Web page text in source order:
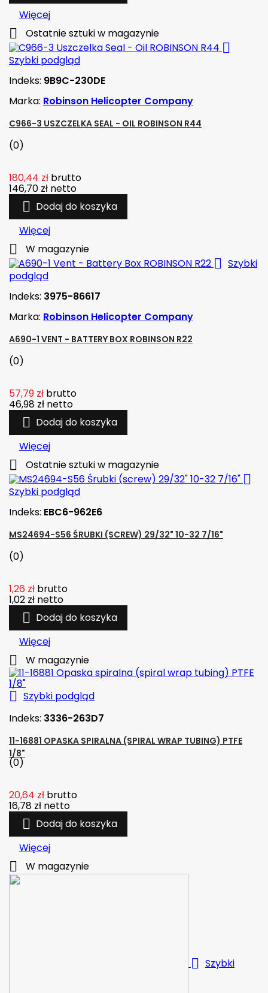
Więcej
 Ostatnie sztuki w magazynie

Szybki podgląd
Indeks: 9B9C-230DE
Marka: Robinson Helicopter Company
C966-3 USZCZELKA SEAL - OIL ROBINSON R44
(0)
180,44 zł brutto
146,70 zł netto
 Dodaj do koszyka
Więcej
 W magazynie
 Szybki
podgląd
Indeks: 3975-86617
Marka: Robinson Helicopter Company
A690-1 VENT - BATTERY BOX ROBINSON R22
(0)
57,79 zł brutto
46,98 zł netto
 Dodaj do koszyka
Więcej
 Ostatnie sztuki w magazynie

Szybki podgląd
Indeks: EBC6-962E6
MS24694-S56 ŚRUBKI (SCREW) 29/32" 10-32 7/16"
(0)
1,26 zł brutto
1,02 zł netto
 Dodaj do koszyka
Więcej
 W magazynie
 Szybki podgląd
Indeks: 3336-263D7
11-16881 OPASKA SPIRALNA (SPIRAL WRAP TUBING) PTFE
1/8"
(0)
20,64 zł brutto
16,78 zł netto
 Dodaj do koszyka
Więcej
 W magazynie
 Szybki